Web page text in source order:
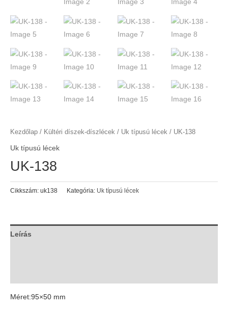
Kezdőlap / Kültéri díszek-díszlécek / Uk típusú lécek / UK-138
Uk típusú lécek
UK-138
Cikkszám: uk138 Kategória: Uk típusú lécek
Leírás
Méret:95×50 mm